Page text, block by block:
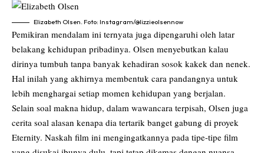
Elizabeth Olsen. Foto: Instagram/@lizzieolsennow
Pemikiran mendalam ini ternyata juga dipengaruhi oleh latar
belakang kehidupan pribadinya. Olsen menyebutkan kalau
dirinya tumbuh tanpa banyak kehadiran sosok kakek dan nenek.
Hal inilah yang akhirnya membentuk cara pandangnya untuk
lebih menghargai setiap momen kehidupan yang berjalan.
Selain soal makna hidup, dalam wawancara terpisah, Olsen juga
cerita soal alasan kenapa dia tertarik banget gabung di proyek
Eternity. Naskah film ini mengingatkannya pada tipe-tipe film